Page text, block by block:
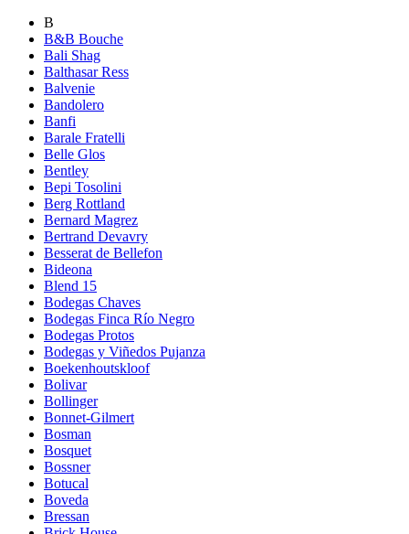
B
B&B Bouche
Bali Shag
Balthasar Ress
Balvenie
Bandolero
Banfi
Barale Fratelli
Belle Glos
Bentley
Bepi Tosolini
Berg Rottland
Bernard Magrez
Bertrand Devavry
Besserat de Bellefon
Bideona
Blend 15
Bodegas Chaves
Bodegas Finca Río Negro
Bodegas Protos
Bodegas y Viñedos Pujanza
Boekenhoutskloof
Bolivar
Bollinger
Bonnet-Gilmert
Bosman
Bosquet
Bossner
Botucal
Boveda
Bressan